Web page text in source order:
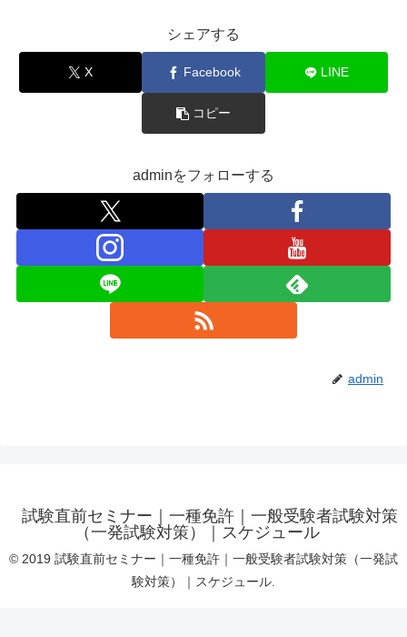
シェアする
X Facebook LINE
コピー
adminをフォローする
admin
試験直前セミナー｜一種免許｜一般受験者試験対策
（一発試験対策）｜スケジュール
© 2019 試験直前セミナー｜一種免許｜一般受験者試験対策（一発試
験対策）｜スケジュール.